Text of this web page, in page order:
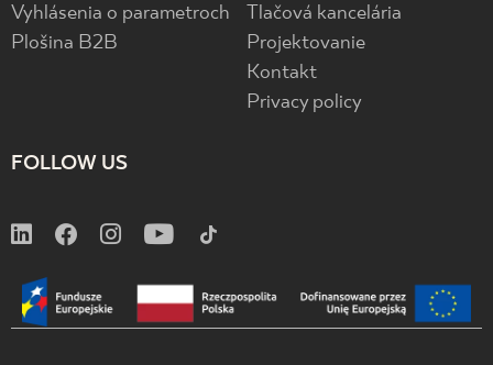
Vyhlásenia o parametroch
Plošina B2B
Tlačová kancelária
Projektovanie
Kontakt
Privacy policy
FOLLOW US